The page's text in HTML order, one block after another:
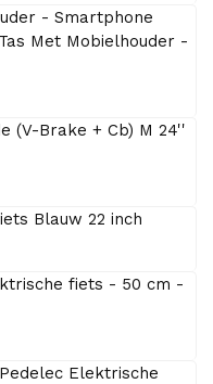
- Smartphone
Met Mobielhouder -
(V-Brake + Cb) M 24''
Blauw 22 inch
fiets - 50 cm -
Elektrische